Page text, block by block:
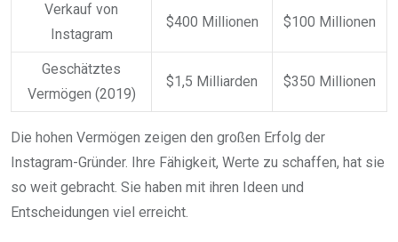
Verkauf von
Instagram
$400 Millionen $100 Millionen
Geschätztes
Vermögen (2019)
$1,5 Milliarden $350 Millionen
Die hohen Vermögen zeigen den großen Erfolg der
Instagram-Gründer. Ihre Fähigkeit, Werte zu schaffen, hat sie
so weit gebracht. Sie haben mit ihren Ideen und
Entscheidungen viel erreicht.